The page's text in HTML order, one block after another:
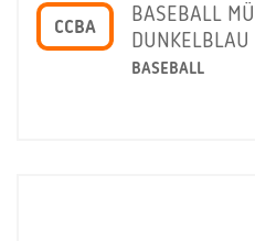
CCBA
BASEBALL
DUNKELBLAU
BASEBALL